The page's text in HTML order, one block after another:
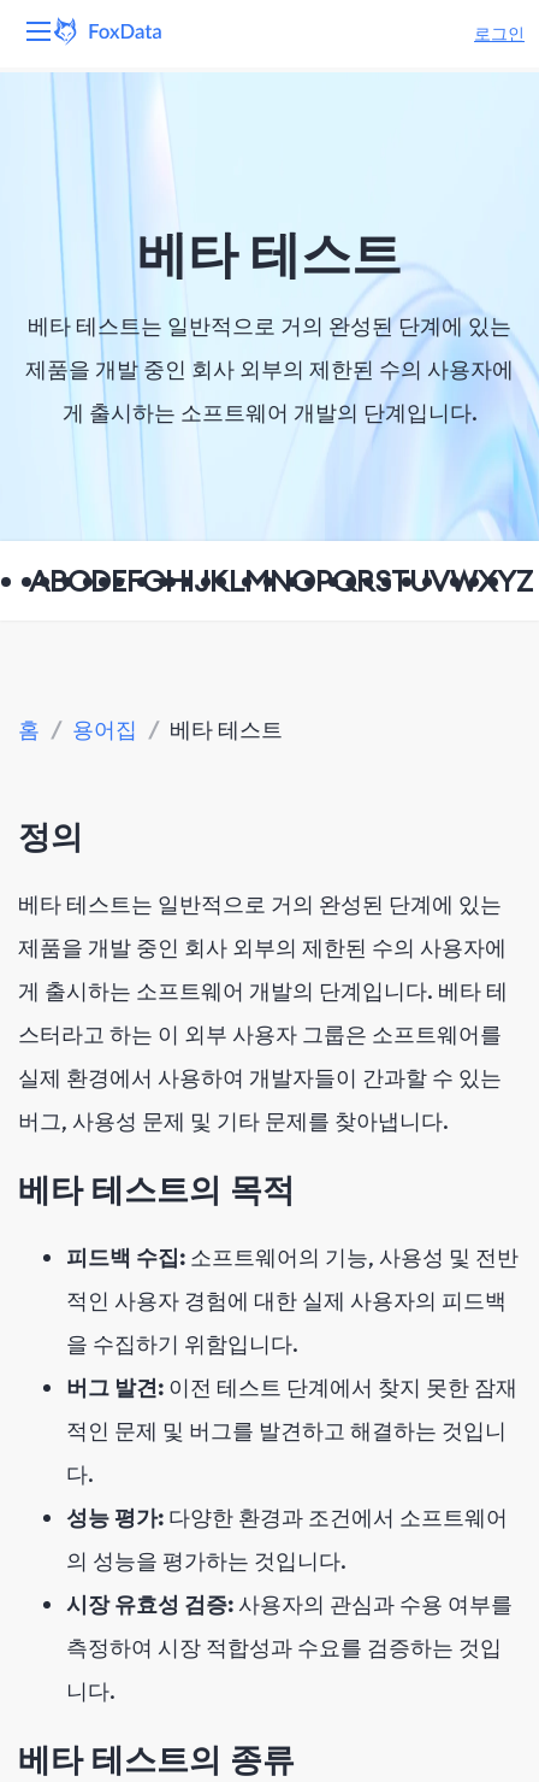
로그인
베타 테스트
베타 테스트는 일반적으로 거의 완성된 단계에 있는
제품을 개발 중인 회사 외부의 제한된 수의 사용자에
게 출시하는 소프트웨어 개발의 단계입니다.
ABCDEFGHIJKLMNOPQRSTUVWXYZ
홈 / 용어집 / 베타 테스트
정의
베타 테스트는 일반적으로 거의 완성된 단계에 있는
제품을 개발 중인 회사 외부의 제한된 수의 사용자에
게 출시하는 소프트웨어 개발의 단계입니다. 베타 테
스터라고 하는 이 외부 사용자 그룹은 소프트웨어를
실제 환경에서 사용하여 개발자들이 간과할 수 있는
버그, 사용성 문제 및 기타 문제를 찾아냅니다.
베타 테스트의 목적
피드백 수집: 소프트웨어의 기능, 사용성 및 전반
적인 사용자 경험에 대한 실제 사용자의 피드백
을 수집하기 위함입니다.
버그 발견: 이전 테스트 단계에서 찾지 못한 잠재
적인 문제 및 버그를 발견하고 해결하는 것입니
다.
성능 평가: 다양한 환경과 조건에서 소프트웨어
의 성능을 평가하는 것입니다.
시장 유효성 검증: 사용자의 관심과 수용 여부를
측정하여 시장 적합성과 수요를 검증하는 것입
니다.
베타 테스트의 종류